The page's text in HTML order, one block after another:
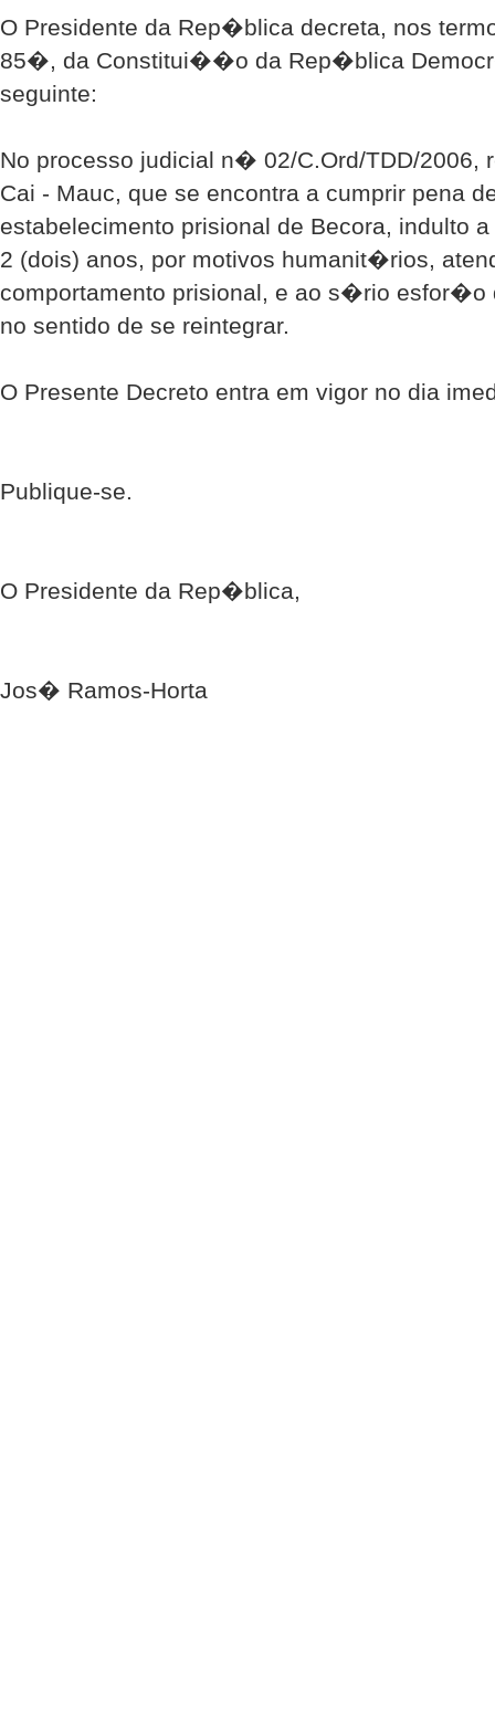
O Presidente da Rep�blica decreta, nos
85�, da Constitui��o da Rep�blica
seguinte:
No processo judicial n� 02/C.Ord/TDD/2006,
Cai - Mauc, que se encontra a cumprir pena
estabelecimento prisional de Becora, indulto
2 (dois) anos, por motivos humanit�rios,
comportamento prisional, e ao s�rio esfor�o
no sentido de se reintegrar.
O Presente Decreto entra em vigor no dia
Publique-se.
O Presidente da Rep�blica,
Jos� Ramos-Horta